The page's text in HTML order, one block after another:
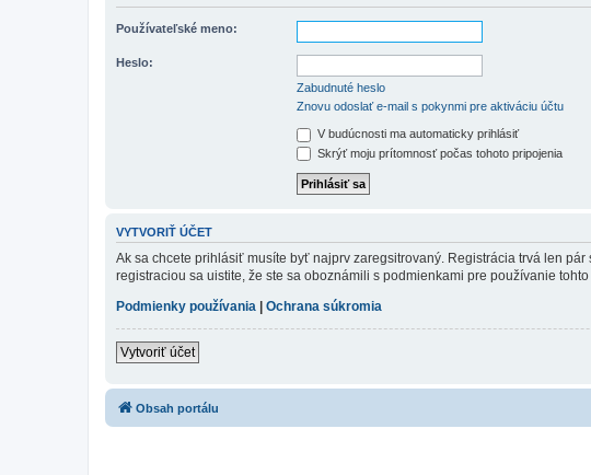
Používateľské meno:
Heslo:
Zabudnuté heslo
Znovu odoslať e-mail s pokynmi pre aktiváciu účtu
V budúcnosti ma automaticky prihlásiť
Skrýť moju prítomnosť počas tohoto pripojenia
VYTVORIŤ ÚČET
Ak sa chcete prihlásiť musíte byť najprv zaregsitrovaný. Registrácia trvá len
registraciou sa uistite, že ste sa oboznámili s podmienkami pre používanie
Podmienky používania | Ochrana súkromia
Vytvoriť účet
Obsah portálu